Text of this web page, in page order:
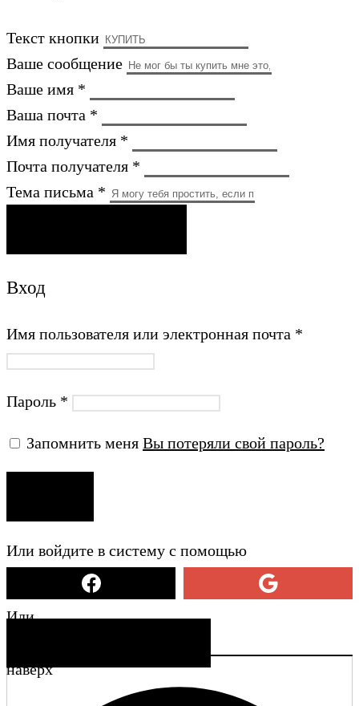
Текст кнопки
Ваше сообщение
Ваше имя *
Ваша почта *
Имя получателя *
Почта получателя *
Тема письма *
Вход
Имя пользователя или электронная почта *
Пароль *
Запомнить меня Вы потеряли свой пароль?
Или войдите в систему с помощью
Или
наверх